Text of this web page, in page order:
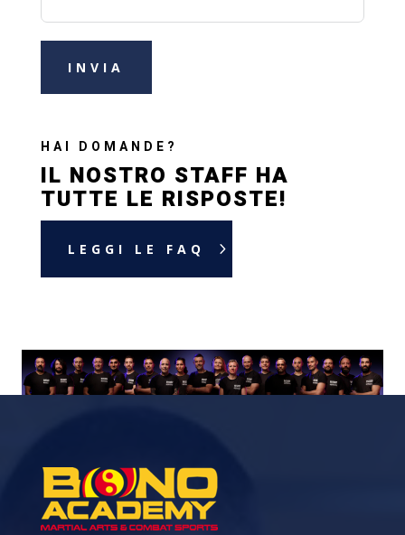
INVIA
HAI DOMANDE?
IL NOSTRO STAFF HA
TUTTE LE RISPOSTE!
LEGGI LE FAQ